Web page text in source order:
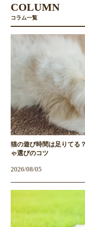
COLUMN
コラム一覧
猫の遊び時間は足りてる
ゃ選びのコツ
2026/08/05